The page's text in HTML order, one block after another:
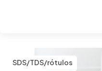
SDS/TDS/rótulos